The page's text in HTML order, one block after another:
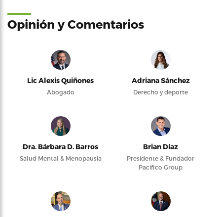
Opinión y Comentarios
Lic Alexis Quiñones
Abogado
Adriana Sánchez
Derecho y deporte
Dra. Bárbara D. Barros
Salud Mental & Menopausia
Brian Díaz
Presidente & Fundador
Pacifico Group